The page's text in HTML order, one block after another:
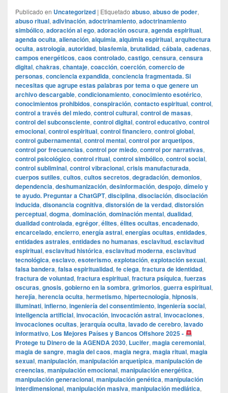
Publicado en Uncategorized | Etiquetado abuso, abuso de poder,
abuso ritual, adivinación, adoctrinamiento, adoctrinamiento
simbólico, adoración al ego, adoración oscura, agenda espiritual,
agenda oculta, alienación, alquimia, alquimia espiritual, arquitectura
oculta, astrología, autoridad, blasfemia, brutalidad, cábala, cadenas,
campos energéticos, caos controlado, castigo, censura, censura
digital, chakras, chantaje, coacción, coerción, comercio de
personas, conciencia expandida, conciencia fragmentada. Si
necesitas que agrupe estas palabras por tema o que genere un
archivo descargable, condicionamiento, conocimiento esotérico,
conocimientos prohibidos, conspiración, contacto espiritual, control,
control a través del miedo, control cultural, control de masas,
control del subconsciente, control digital, control educativo, control
emocional, control espiritual, control financiero, control global,
control gubernamental, control mental, control por arquetipos,
control por frecuencias, control por miedo, control por narrativas,
control psicológico, control ritual, control simbólico, control social,
control subliminal, control vibracional, crisis manufacturada,
cuerpos sutiles, cultos, cultos secretos, degradación, demonios,
dependencia, deshumanización, desinformación, despojo, dímelo y
te ayudo. Preguntar a ChatGPT, disciplina, disociación, disociación
inducida, disonancia cognitiva, distorsión de la verdad, distorsión
perceptual, dogma, dominación, dominación mental, dualidad,
dualidad controlada, egrégor, élites, élites ocultas, encadenado,
encarcelado, encierro, energía astral, energías ocultas, entidades,
entidades astrales, entidades no humanas, esclavitud, esclavitud
espiritual, esclavitud histórica, esclavitud moderna, esclavitud
tecnológica, esclavo, esoterismo, explotación, explotación sexual,
falsa bandera, falsa espiritualidad, fe ciega, fractura de identidad,
fractura de voluntad, fractura espiritual, fractura psíquica, fuerzas
oscuras, gnosis, gobierno en la sombra, grimorios, guerra espiritual,
herejía, herencia oculta, hermetismo, hipertecnología, hipnosis,
illuminati, infierno, ingeniería del consentimiento, ingeniería social,
inteligencia artificial, invocación, invocación astral, invocaciones,
invocaciones ocultas, jerarquía oculta, lavado de cerebro, lavado
informativo, Los Mejores Países y Bancos Offshore 2025 -
Protege tu Dinero de la AGENDA 2030, Lucifer, magia ceremonial,
magia de sangre, magia del caos, magia negra, magia ritual, magia
sexual, manipulación, manipulación arquetípica, manipulación de
creencias, manipulación emocional, manipulación energética,
manipulación generacional, manipulación genética, manipulación
interdimensional, manipulación masiva, manipulación mediática,